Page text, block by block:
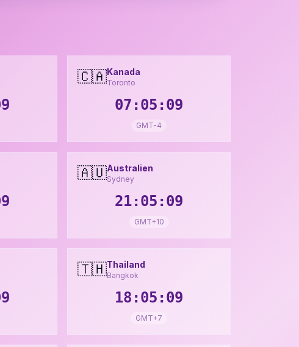
🇨🇦Kanada
Toronto
07:05:11
GMT-4
🇦🇺Australien
Sydney
21:05:11
GMT+10
🇹🇭Thailand
Bangkok
18:05:11
GMT+7